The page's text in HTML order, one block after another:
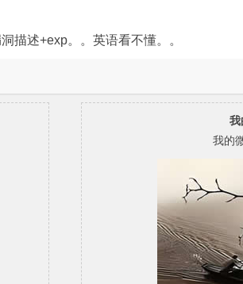
描述+exp。。英语看不懂。。
我
我的